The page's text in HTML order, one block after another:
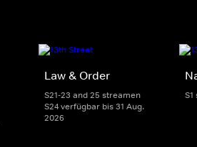
Law & Order
S21-23 and 25 streamen
S24 verfügbar bis 31 Aug.
2026